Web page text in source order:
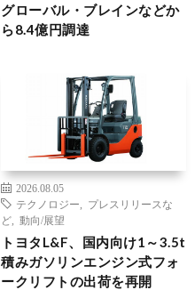
グローバル・ブレインなどか
ら8.4億円調達
2026.08.05
テクノロジー
プレスリリースな
ど
動向/展望
トヨタL&F、国内向け1～3.5t
積みガソリンエンジン式フォ
ークリフトの出荷を再開